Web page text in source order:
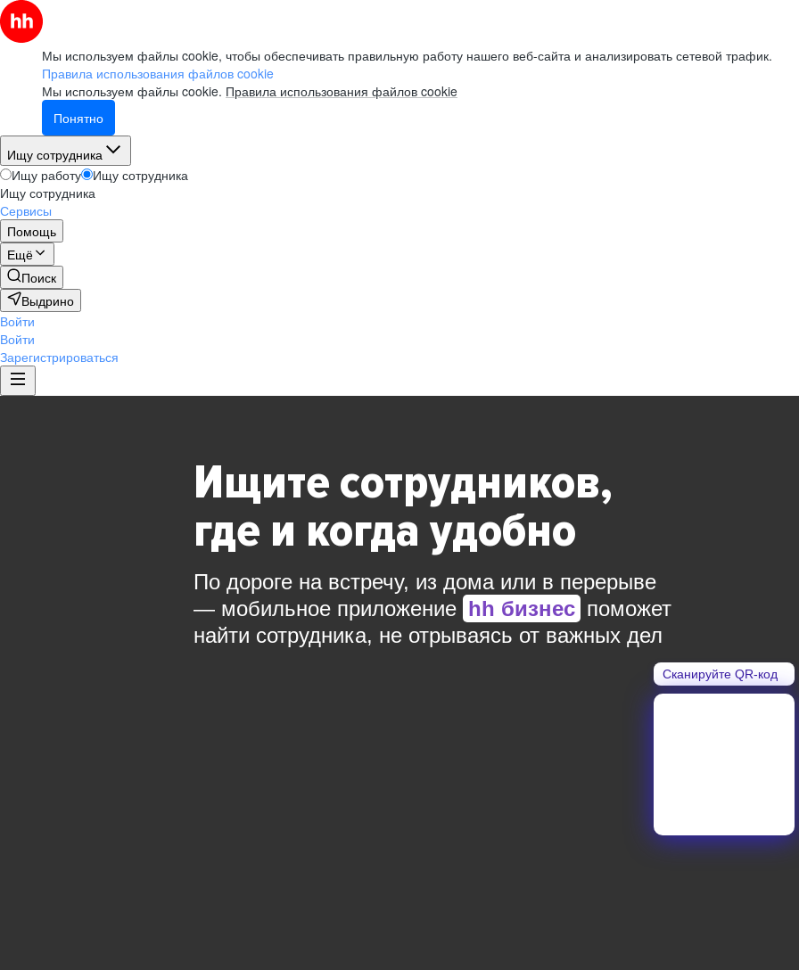
Мы используем файлы cookie, чтобы обеспечивать правильную работу нашего веб-сайта и анализировать сетевой трафик.
Правила использования файлов cookie
Мы используем файлы cookie. Правила использования файлов cookie
Понятно
Ищу сотрудника
Ищу работу
Ищу сотрудника
Ищу сотрудника
Сервисы
Помощь
Ещё
Поиск
Выдрино
Войти
Войти
Зарегистрироваться
Ищите сотрудников,
где и когда удобно
По дороге на встречу, из дома или в перерыве
— мобильное приложение hh бизнес поможет
найти сотрудника, не отрываясь от важных дел
Сканируйте QR-код